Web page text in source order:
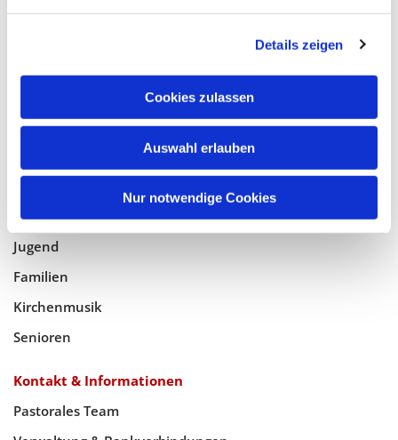
Details zeigen
Cookies zulassen
Auswahl erlauben
Nur notwendige Cookies
Gottesdienste
Taufe, Kommunion & Trauung
Pfarreileben
Jugend
Familien
Kirchenmusik
Senioren
Kontakt & Informationen
Pastorales Team